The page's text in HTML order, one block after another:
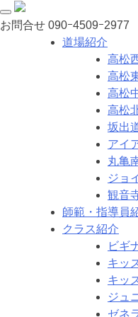
お問合せ 090ｰ4509ｰ2977
道場紹介
高松
高松
高松
高松
坂出
アイ
丸亀
ジョ
観音
師範・指導員
クラス紹介
ビギ
キッ
キッ
ジュ
ゼネ